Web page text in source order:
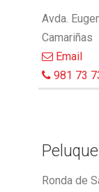
Avda.
Camariñas
Email
981 73
Ronda de